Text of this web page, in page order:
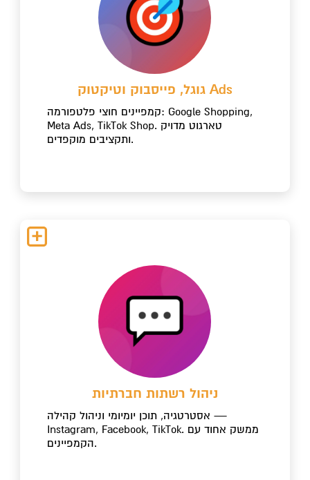
גוגל, פייסבוק וטיקטוק Ads
קמפיינים חוצי פלטפורמה: Google Shopping,
Meta Ads, TikTok Shop. טארגוט מדויק
ותקציבים מוקפדים.
ניהול רשתות חברתיות
אסטרטגיה, תוכן יומיומי וניהול קהילה —
Instagram, Facebook, TikTok. ממשק אחוד עם
הקמפיינים.